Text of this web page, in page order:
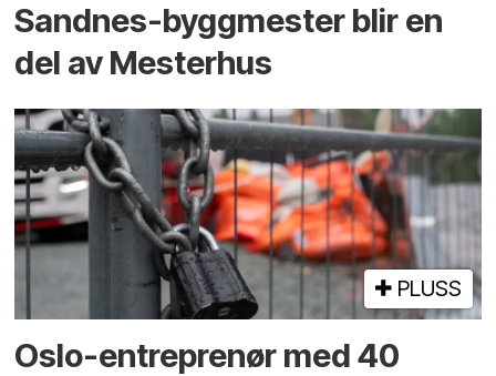
Sandnes-byggmester blir en
del av Mesterhus
PLUSS
Oslo-entreprenør med 40